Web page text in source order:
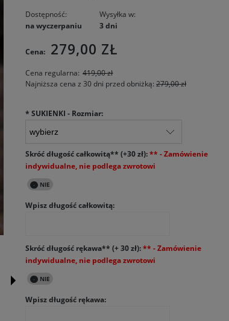
Dostępność:
na wyczerpaniu
Wysyłka w:
3 dni
Cena: 279,00 ZŁ
Cena regularna: 419,00 zł
Najniższa cena z 30 dni przed obniżką:279,00 zł
* SUKIENKI - Rozmiar:
Skróć długość całkowitą** (+30 zł):
Wpisz długość całkowitą:
Skróć długość rękawa** (+ 30 zł):
Wpisz długość rękawa: